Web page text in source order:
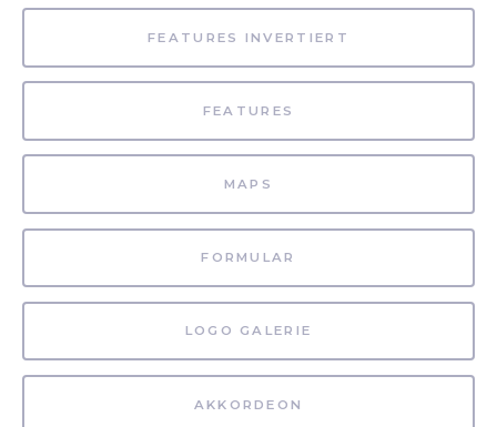
FEATURES INVERTIERT
FEATURES
MAPS
FORMULAR
LOGO GALERIE
AKKORDEON